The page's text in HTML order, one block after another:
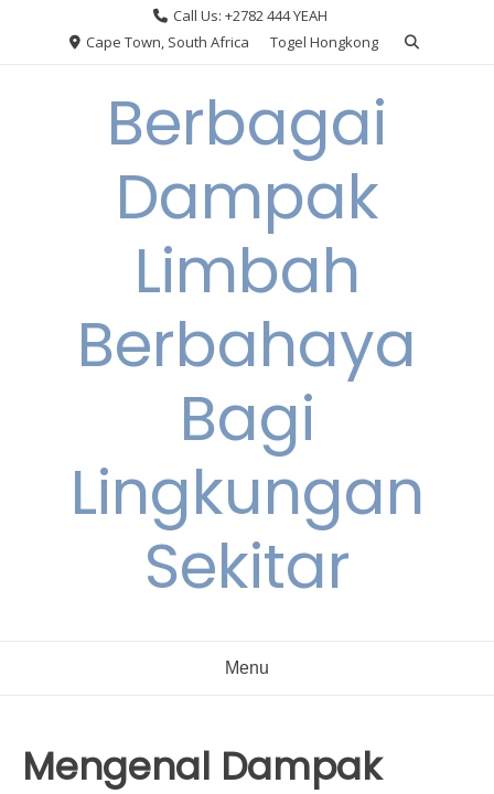
Call Us: +2782 444 YEAH
Cape Town, South Africa
Togel Hongkong
Berbagai
Dampak
Limbah
Berbahaya
Bagi
Lingkungan
Sekitar
Menu
Mengenal Dampak